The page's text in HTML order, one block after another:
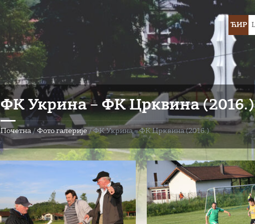
Choose
ЋИР
ФК Укрина – ФК Црквина (2016.)
Почетна /Фото галерије/ФК Укрина – ФК Црквина (2016.)